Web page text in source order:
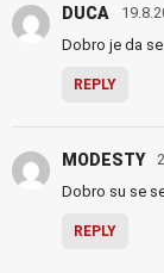
DUCA
Dobro je da
REPLY
MODESTY
Dobro su se
REPLY